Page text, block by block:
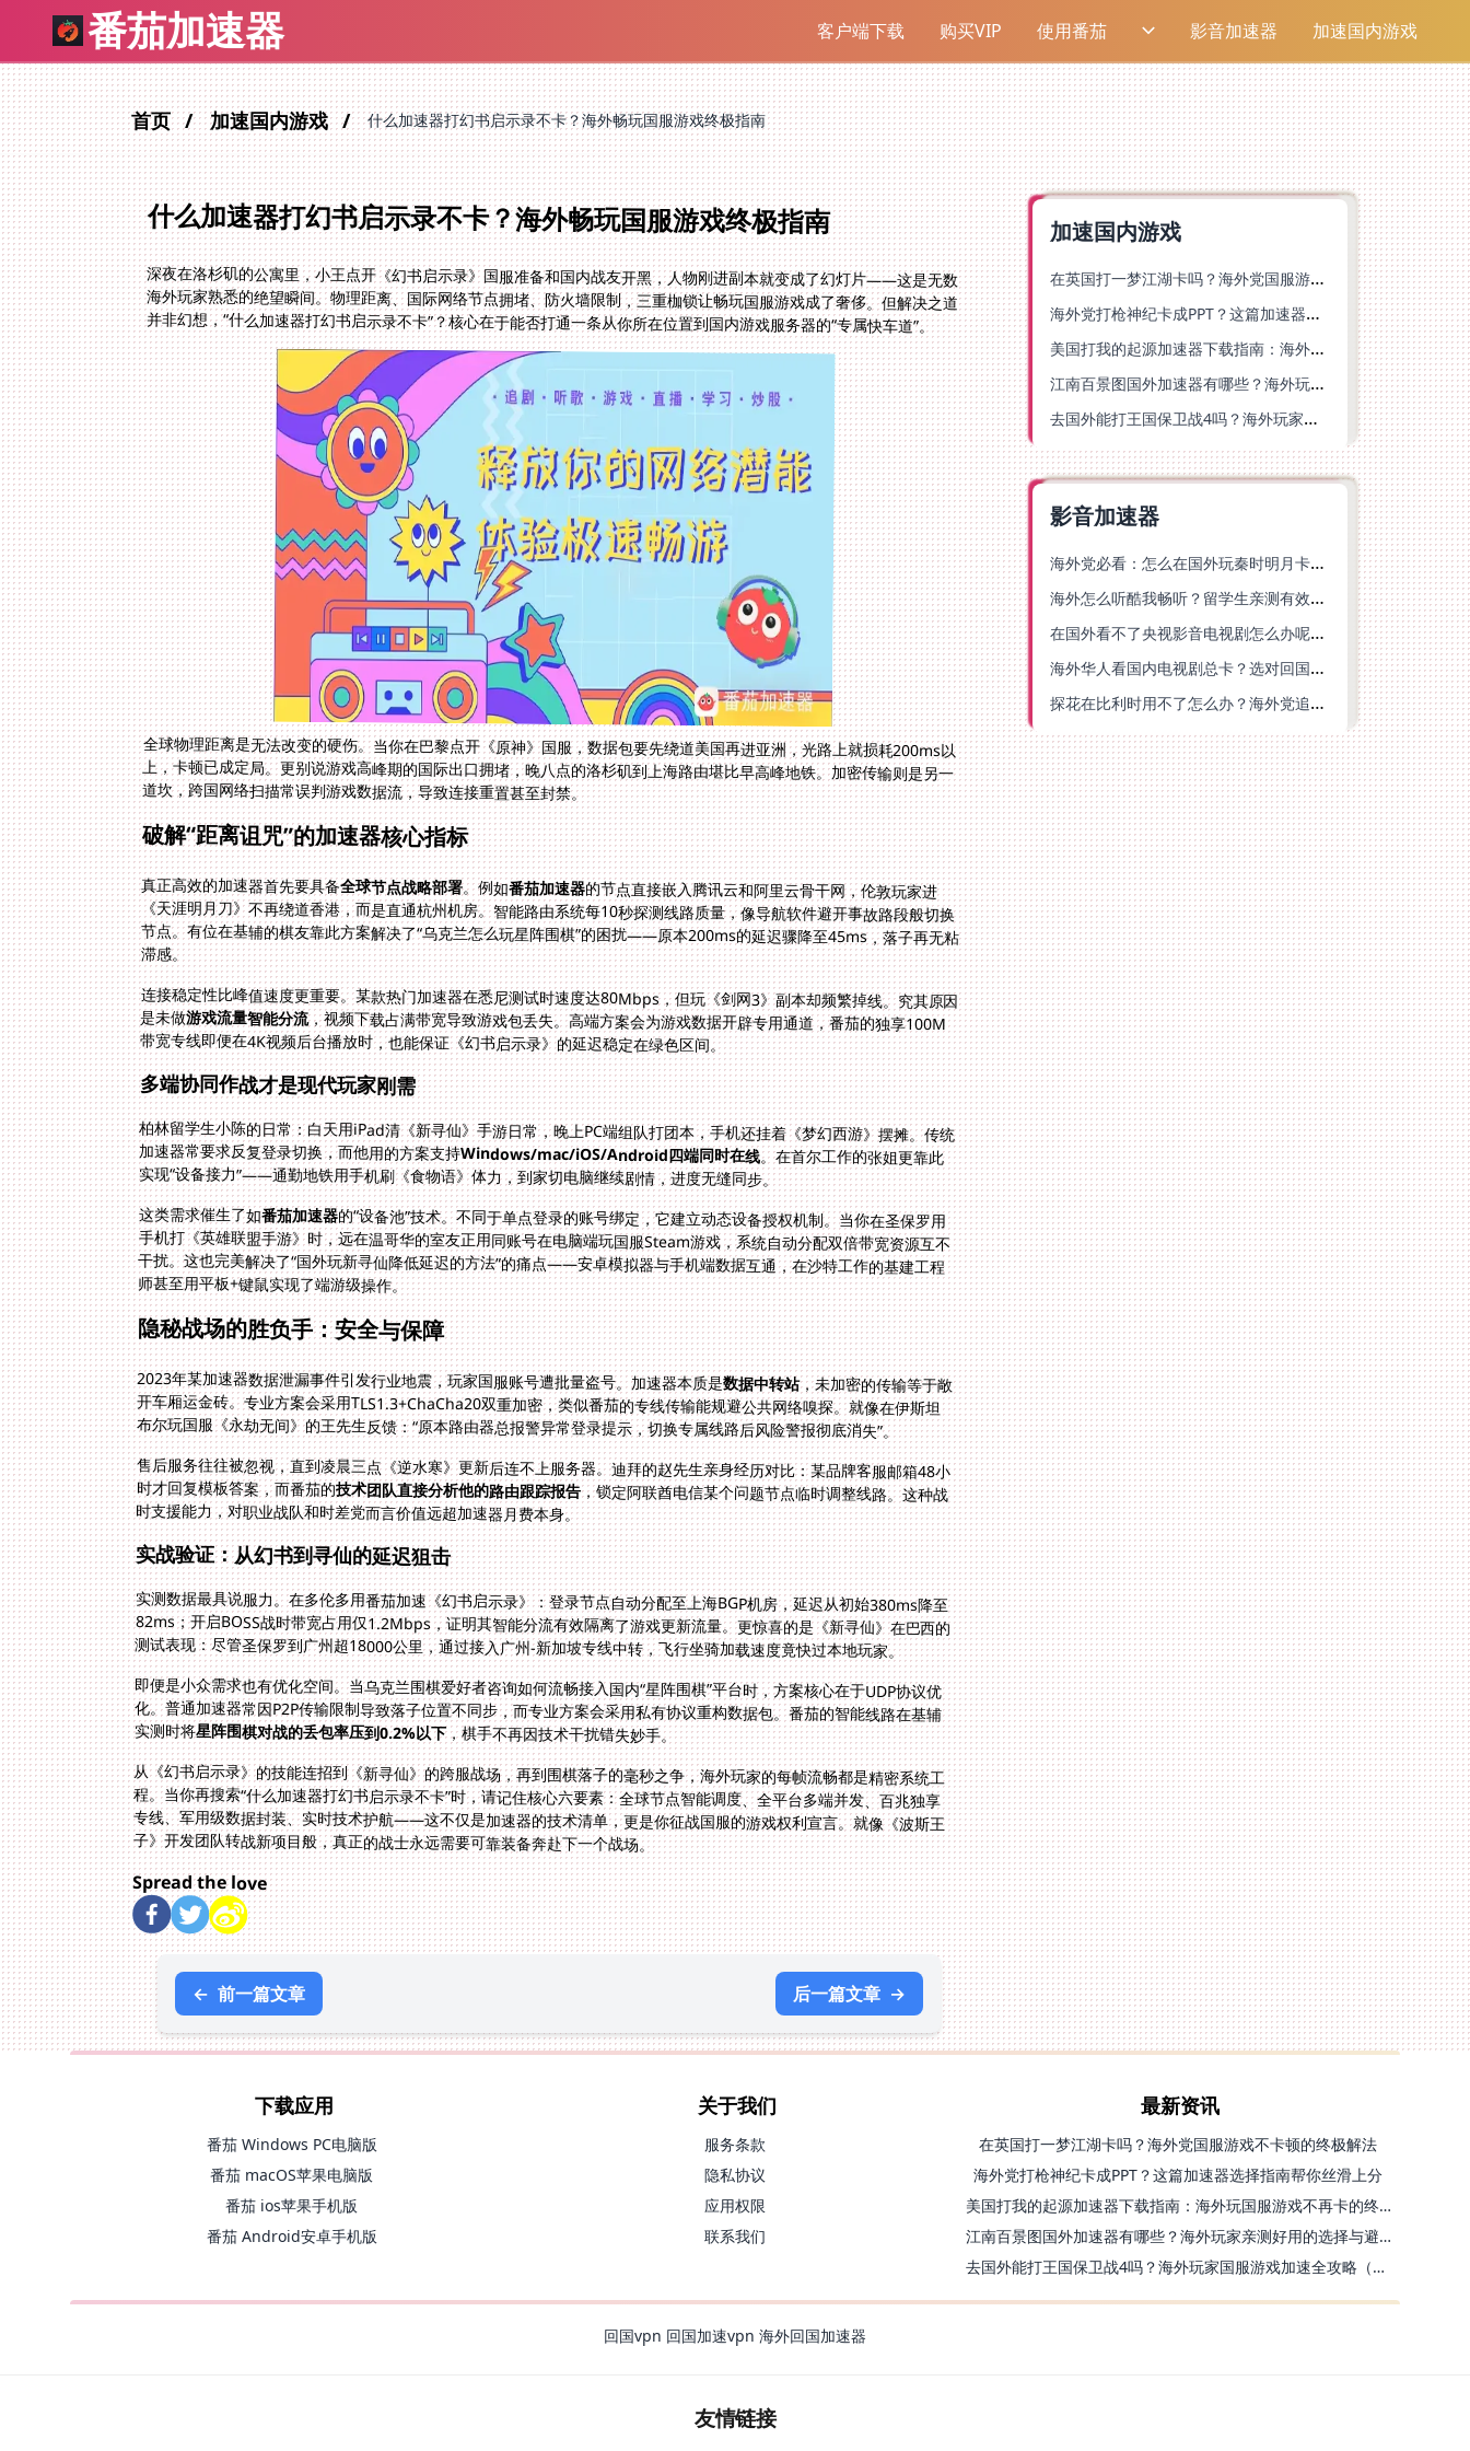
番茄加速器 客户端下载 购买VIP 使用番茄 影音加速器 加速国内游戏
首页 加速国内游戏 什么加速器打幻书启示录不卡？海外畅玩国服游戏终极指南
什么加速器打幻书启示录不卡？海外畅玩国服游戏终极指南
深夜在洛杉矶的公寓里，小王点开《幻书启示录》国服准备和国内战友开黑，人物刚进副本就变成了幻灯片——这是无数
海外玩家熟悉的绝望瞬间。物理距离、国际网络节点拥堵、防火墙限制，三重枷锁让畅玩国服游戏成了奢侈。但解决之道
并非幻想，“什么加速器打幻书启示录不卡”？核心在于能否打通一条从你所在位置到国内游戏服务器的“专属快车道”。
全球物理距离是无法改变的硬伤。当你在巴黎点开《原神》国服，数据包要先绕道美国再进亚洲，光路上就损耗200ms以
上，卡顿已成定局。更别说游戏高峰期的国际出口拥堵，晚八点的洛杉矶到上海路由堪比早高峰地铁。加密传输则是另一
道坎，跨国网络扫描常误判游戏数据流，导致连接重置甚至封禁。
破解“距离诅咒”的加速器核心指标
真正高效的加速器首先要具备全球节点战略部署。例如番茄加速器的节点直接嵌入腾讯云和阿里云骨干网，伦敦玩家进
《天涯明月刀》不再绕道香港，而是直通杭州机房。智能路由系统每10秒探测线路质量，像导航软件避开事故路段般切换
节点。有位在基辅的棋友靠此方案解决了“乌克兰怎么玩星阵围棋”的困扰——原本200ms的延迟骤降至45ms，落子再无粘
滞感。
连接稳定性比峰值速度更重要。某款热门加速器在悉尼测试时速度达80Mbps，但玩《剑网3》副本却频繁掉线。究其原因
是未做游戏流量智能分流，视频下载占满带宽导致游戏包丢失。高端方案会为游戏数据开辟专用通道，番茄的独享100M
带宽专线即便在4K视频后台播放时，也能保证《幻书启示录》的延迟稳定在绿色区间。
多端协同作战才是现代玩家刚需
柏林留学生小陈的日常：白天用iPad清《新寻仙》手游日常，晚上PC端组队打团本，手机还挂着《梦幻西游》摆摊。传统
加速器常要求反复登录切换，而他用的方案支持Windows/mac/iOS/Android四端同时在线。在首尔工作的张姐更靠此
实现“设备接力”——通勤地铁用手机刷《食物语》体力，到家切电脑继续剧情，进度无缝同步。
这类需求催生了如番茄加速器的“设备池”技术。不同于单点登录的账号绑定，它建立动态设备授权机制。当你在圣保罗用
手机打《英雄联盟手游》时，远在温哥华的室友正用同账号在电脑端玩国服Steam游戏，系统自动分配双倍带宽资源互不
干扰。这也完美解决了“国外玩新寻仙降低延迟的方法”的痛点——安卓模拟器与手机端数据互通，在沙特工作的基建工程
师甚至用平板+键鼠实现了端游级操作。
隐秘战场的胜负手：安全与保障
2023年某加速器数据泄漏事件引发行业地震，玩家国服账号遭批量盗号。加速器本质是数据中转站，未加密的传输等于敞
开车厢运金砖。专业方案会采用TLS1.3+ChaCha20双重加密，类似番茄的专线传输能规避公共网络嗅探。就像在伊斯坦
布尔玩国服《永劫无间》的王先生反馈：“原本路由器总报警异常登录提示，切换专属线路后风险警报彻底消失”。
售后服务往往被忽视，直到凌晨三点《逆水寒》更新后连不上服务器。迪拜的赵先生亲身经历对比：某品牌客服邮箱48小
时才回复模板答案，而番茄的技术团队直接分析他的路由跟踪报告，锁定阿联酋电信某个问题节点临时调整线路。这种战
时支援能力，对职业战队和时差党而言价值远超加速器月费本身。
实战验证：从幻书到寻仙的延迟狙击
实测数据最具说服力。在多伦多用番茄加速《幻书启示录》：登录节点自动分配至上海BGP机房，延迟从初始380ms降至
82ms；开启BOSS战时带宽占用仅1.2Mbps，证明其智能分流有效隔离了游戏更新流量。更惊喜的是《新寻仙》在巴西的
测试表现：尽管圣保罗到广州超18000公里，通过接入广州-新加坡专线中转，飞行坐骑加载速度竟快过本地玩家。
即便是小众需求也有优化空间。当乌克兰围棋爱好者咨询如何流畅接入国内“星阵围棋”平台时，方案核心在于UDP协议优
化。普通加速器常因P2P传输限制导致落子位置不同步，而专业方案会采用私有协议重构数据包。番茄的智能线路在基辅
实测时将星阵围棋对战的丢包率压到0.2%以下，棋手不再因技术干扰错失妙手。
从《幻书启示录》的技能连招到《新寻仙》的跨服战场，再到围棋落子的毫秒之争，海外玩家的每帧流畅都是精密系统工
程。当你再搜索“什么加速器打幻书启示录不卡”时，请记住核心六要素：全球节点智能调度、全平台多端并发、百兆独享
专线、军用级数据封装、实时技术护航——这不仅是加速器的技术清单，更是你征战国服的游戏权利宣言。就像《波斯王
子》开发团队转战新项目般，真正的战士永远需要可靠装备奔赴下一个战场。
Spread the love
← 前一篇文章 后一篇文章 →
加速国内游戏
在英国打一梦江湖卡吗？海外党国服游戏不卡顿的终极解法
海外党打枪神纪卡成PPT？这篇加速器选择指南帮你丝滑上分
美国打我的起源加速器下载指南：海外玩国服游戏不再卡的终极方案
江南百景图国外加速器有哪些？海外玩家亲测好用的选择与避坑指南
去国外能打王国保卫战4吗？海外玩家国服游戏加速全攻略（附公主连结幻想江湖实测）
影音加速器
海外党必看：怎么在国外玩秦时明月卡牌版？附豆瓣EZCast地区限制破解法
海外怎么听酷我畅听？留学生亲测有效的华语内容解锁指南
在国外看不了央视影音电视剧怎么办呢？海外党亲测有效的回国加速方案
海外华人看国内电视剧总卡？选对回国加速器，还能解决菲律宾打不开反诈中心的问题
探花在比利时用不了怎么办？海外党追剧办事全攻略，选对加速器就够了
下载应用
番茄 Windows PC电脑版
番茄 macOS苹果电脑版
番茄 ios苹果手机版
番茄 Android安卓手机版
关于我们
服务条款
隐私协议
应用权限
联系我们
最新资讯
在英国打一梦江湖卡吗？海外党国服游戏不卡顿的终极解法
海外党打枪神纪卡成PPT？这篇加速器选择指南帮你丝滑上分
美国打我的起源加速器下载指南：海外玩国服游戏不再卡的终极方案
江南百景图国外加速器有哪些？海外玩家亲测好用的选择与避坑指南
去国外能打王国保卫战4吗？海外玩家国服游戏加速全攻略（附公主连结幻想江湖实测）
回国vpn 回国加速vpn 海外回国加速器
友情链接